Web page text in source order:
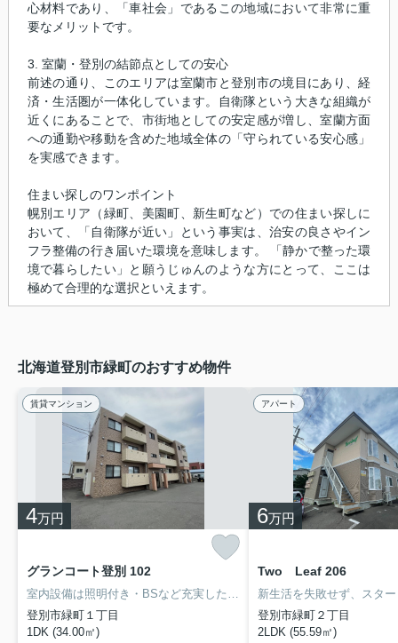
心材料であり、「車社会」であるこの地域において非常に重
要なメリットです。
3. 室蘭・登別の結節点としての安心
前述の通り、このエリアは室蘭市と登別市の境目にあり、経
済・生活圏が一体化しています。自衛隊という大きな組織が
近くにあることで、市街地としての安定感が増し、室蘭方面
への通勤や移動を含めた地域全体の「守られている安心感」
を実感できます。
住まい探しのワンポイント
幌別エリア（緑町、美園町、新生町など）での住まい探しに
おいて、「自衛隊が近い」という事実は、治安の良さやイン
フラ整備の行き届いた環境を意味します。 「静かで整った環
境で暮らしたい」と願うじゅんのような方にとって、ここは
極めて合理的な選択といえます。
北海道登別市緑町のおすすめ物件
賃貸マンション
4万円
グランコート登別 102
室内設備は照明付き・BSなど充実した設備を備え付けています。段差のない全居室洋室ですので、どなた様にも安全なマンションです。IHは調理器具と密着しているため熱が空気に伝わりずらく、キッチン周辺が暑くなるのを防げます。敷金不要のマンションです。新しい日々を送るにふさわしい、きれいな室内です。敷地内の駐車場に空きがあるので、是非ご利用ください。脱衣所があるので同居人とのプライバシーを守れます。
登別市緑町１丁目
1DK (34.00㎡)
アパート
6万円
Two Leaf 206
登別市緑町２丁目
2LDK (55.59㎡)